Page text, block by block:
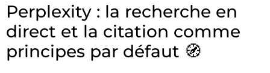
Perplexity : la recherche en
direct et la citation comme
principes par défaut 🧭